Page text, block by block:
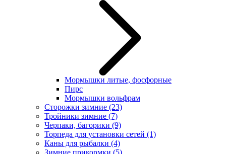
Мормышки литые, фосфорные
Пирс
Мормышки вольфрам
Сторожки зимние (23)
Тройники зимние (7)
Черпаки, багорики (9)
Торпеда для установки сетей (1)
Каны для рыбалки (4)
Зимние прикормки (5)